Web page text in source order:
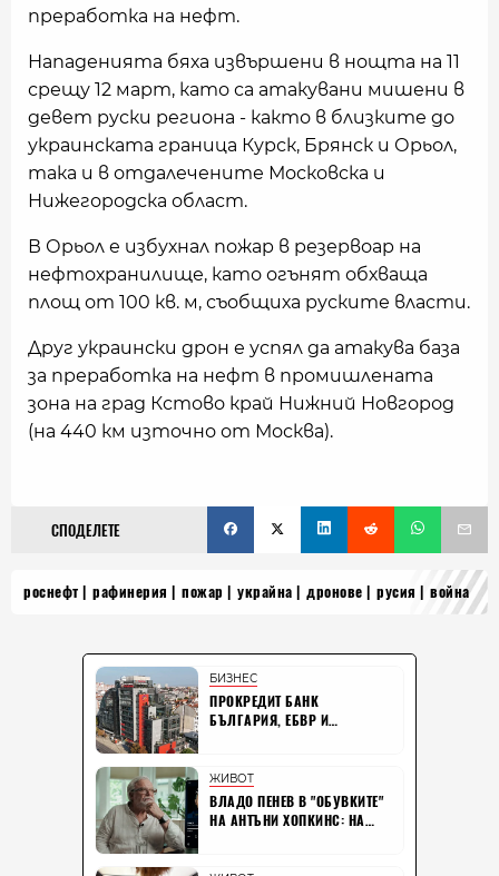
преработка на нефт.
Нападенията бяха извършени в нощта на 11
срещу 12 март, като са атакувани мишени в
девет руски региона - както в близките до
украинската граница Курск, Брянск и Орьол,
така и в отдалечените Московска и
Нижегородска област.
В Орьол е избухнал пожар в резервоар на
нефтохранилище, като огънят обхваща
площ от 100 кв. м, съобщиха руските власти.
Друг украински дрон е успял да атакува база
за преработка на нефт в промишлената
зона на град Кстово край Нижний Новгород
(на 440 км източно от Москва).
СПОДЕЛЕТЕ
роснефт рафинерия пожар украйна дронове русия война